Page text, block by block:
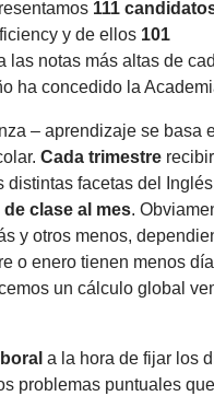
111
y de ellos 101
las notas más altas de
ha concedido la
– aprendizaje se basa
Cada trimestre
facetas del
de clase al mes.
y otros menos,
o enero tienen menos
un cálculo global
a la hora de fijar los
problemas puntuales